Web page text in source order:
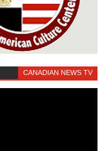
CANADIAN NEWS TV